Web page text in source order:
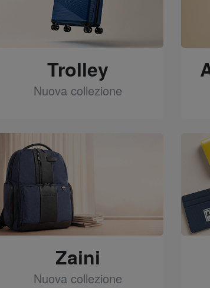
Trolley
Nuova collezione
Zaini
Nuova collezione